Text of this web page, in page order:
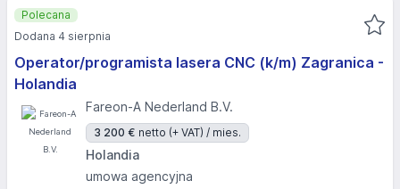
Operator/programista lasera CNC (k/m) Zagranica -
Holandia
Fareon-A Nederland B.V.
3 200 € netto (+ VAT) / mies.
Holandia
umowa agencyjna
Polecana
Dodana 4 sierpnia